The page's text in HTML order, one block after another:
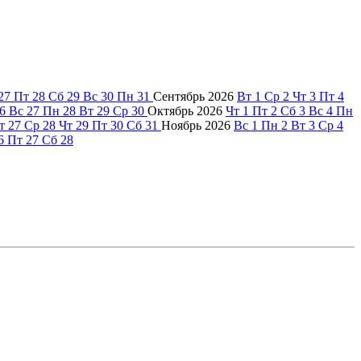
Пт 28 Сб 29 Вс 30 Пн 31 Сентябрь 2026 Вт 1 Ср 2 Чт 3 Пт 4
Вс 27 Пн 28 Вт 29 Ср 30 Октябрь 2026 Чт 1 Пт 2 Сб 3 Вс 4 Пн
27 Ср 28 Чт 29 Пт 30 Сб 31 Ноябрь 2026 Вс 1 Пн 2 Вт 3 Ср 4
Пт 27 Сб 28